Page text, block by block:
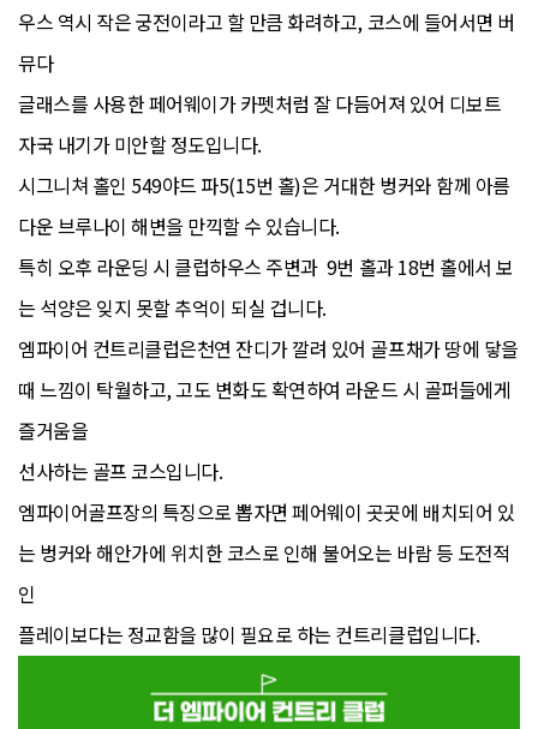
우스 역시 작은 궁전이라고 할 만큼 화려하고, 코스에 들어서면 버
뮤다
글래스를 사용한 페어웨이가 카펫처럼 잘 다듬어져 있어 디보트
자국 내기가 미안할 정도입니다.
시그니쳐 홀인 549야드 파5(15번 홀)은 거대한 벙커와 함께 아름
다운 브루나이 해변을 만끽할 수 있습니다.
특히 오후 라운딩 시 클럽하우스 주변과 9번 홀과 18번 홀에서 보
는 석양은 잊지 못할 추억이 되실 겁니다.
엠파이어 컨트리클럽은천연 잔디가 깔려 있어 골프채가 땅에 닿을
때 느낌이 탁월하고, 고도 변화도 확연하여 라운드 시 골퍼들에게
즐거움을
선사하는 골프 코스입니다.
엠파이어골프장의 특징으로 뽑자면 페어웨이 곳곳에 배치되어 있
는 벙커와 해안가에 위치한 코스로 인해 불어오는 바람 등 도전적
인
플레이보다는 정교함을 많이 필요로 하는 컨트리클럽입니다.